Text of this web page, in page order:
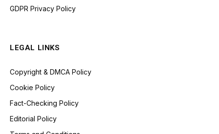
GDPR Privacy Policy
LEGAL LINKS
Copyright & DMCA Policy
Cookie Policy
Fact-Checking Policy
Editorial Policy